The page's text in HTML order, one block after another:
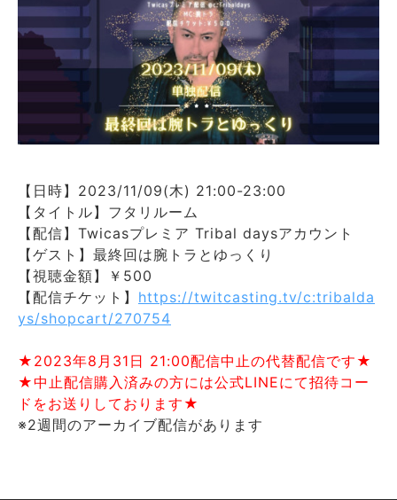
【日時】2023/11/09(木) 21:00-23:00
【タイトル】フタリルーム
【配信】Twicasプレミア Tribal daysアカウント
【ゲスト】最終回は腕トラとゆっくり
【視聴金額】￥500
【配信チケット】 https://twitcasting.tv/c:tribalda
ys/shopcart/270754
★2023年8月31日 21:00配信中止の代替配信です★
★中止配信購入済みの方には公式LINEにて招待コー
ドをお送りしております★
※2週間のアーカイブ配信があります